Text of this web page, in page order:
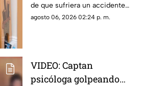
de que sufriera un accidente
doméstico con una cocina de
agosto 06, 2026 02:24 p. m.
VIDEO: Captan
psicóloga golpeando